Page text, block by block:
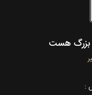
بزرگ هست
: